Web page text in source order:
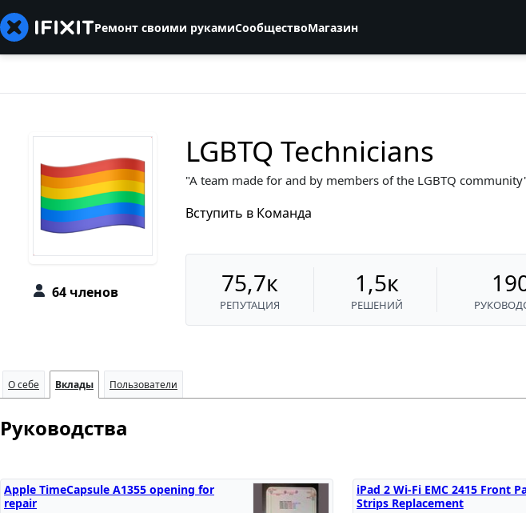
Ремонт своими рукамиСообществоМагазин
64 членов
LGBTQ Technicians
A team made for and by members of the LGBTQ community
Вступить в Команда
75,7к
РЕПУТАЦИЯ
1,5к
РЕШЕНИЙ
О себе Вклады Пользователи
Руководства
Apple TimeCapsule A1355 opening for
repair
iPad 2 Wi-Fi EMC 2415 Front
Strips Replacement